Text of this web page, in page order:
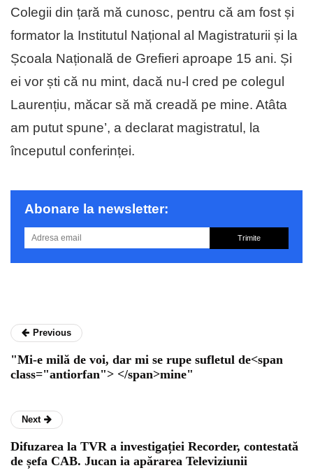
Colegii din țară mă cunosc, pentru că am fost și
formator la Institutul Național al Magistraturii și la
Școala Națională de Grefieri aproape 15 ani. Și
ei vor ști că nu mint, dacă nu-l cred pe colegul
Laurențiu, măcar să mă creadă pe mine. Atâta
am putut spune’, a declarat magistratul, la
începutul conferinței.
Abonare la newsletter:
Trimite
Previous
"Mi-e milă de voi, dar mi se rupe sufletul de<span
class="antiorfan"> </span>mine"
Next
Difuzarea la TVR a investigației Recorder, contestată
de șefa CAB. Jucan ia apărarea Televiziunii